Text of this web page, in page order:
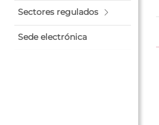
Sectores regulados
Sede electrónica